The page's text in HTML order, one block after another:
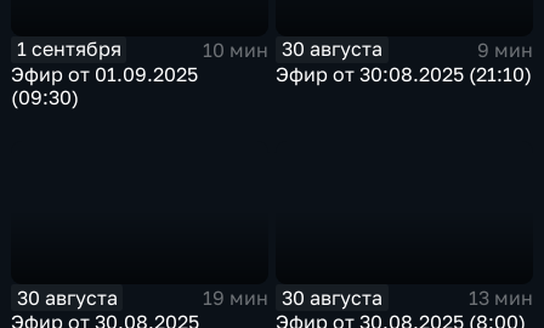
1 сентября
10 мин
Эфир от 01.09.2025
(09:30)
30 августа
9 мин
Эфир от 30:08.2025 (21:10)
30 августа
19 мин
Эфир от 30.08.2025
30 августа
13 мин
Эфир от 30.08.2025 (8:00)